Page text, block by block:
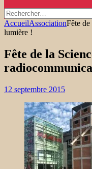
Rechercher :
AccueilAssociationFête
lumière !
Fête de la
12 septembre 2015